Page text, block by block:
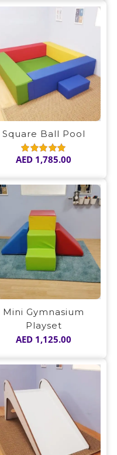
Square Ball Pool
Rated5.00
AED 1,785.00
Mini Gymnasium
Playset
AED 1,125.00